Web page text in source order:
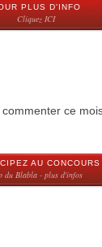
PLUS D'INFO
Cliquez ICI
ce
AU CONCOURS
du Blabla - plus d'infos